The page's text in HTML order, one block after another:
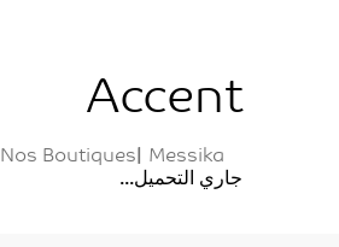
Accent
Messika
Nos Boutiques
جاري التحميل...